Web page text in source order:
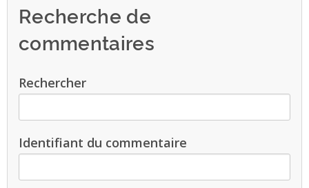
Recherche de
commentaires
Rechercher
Identifiant du commentaire